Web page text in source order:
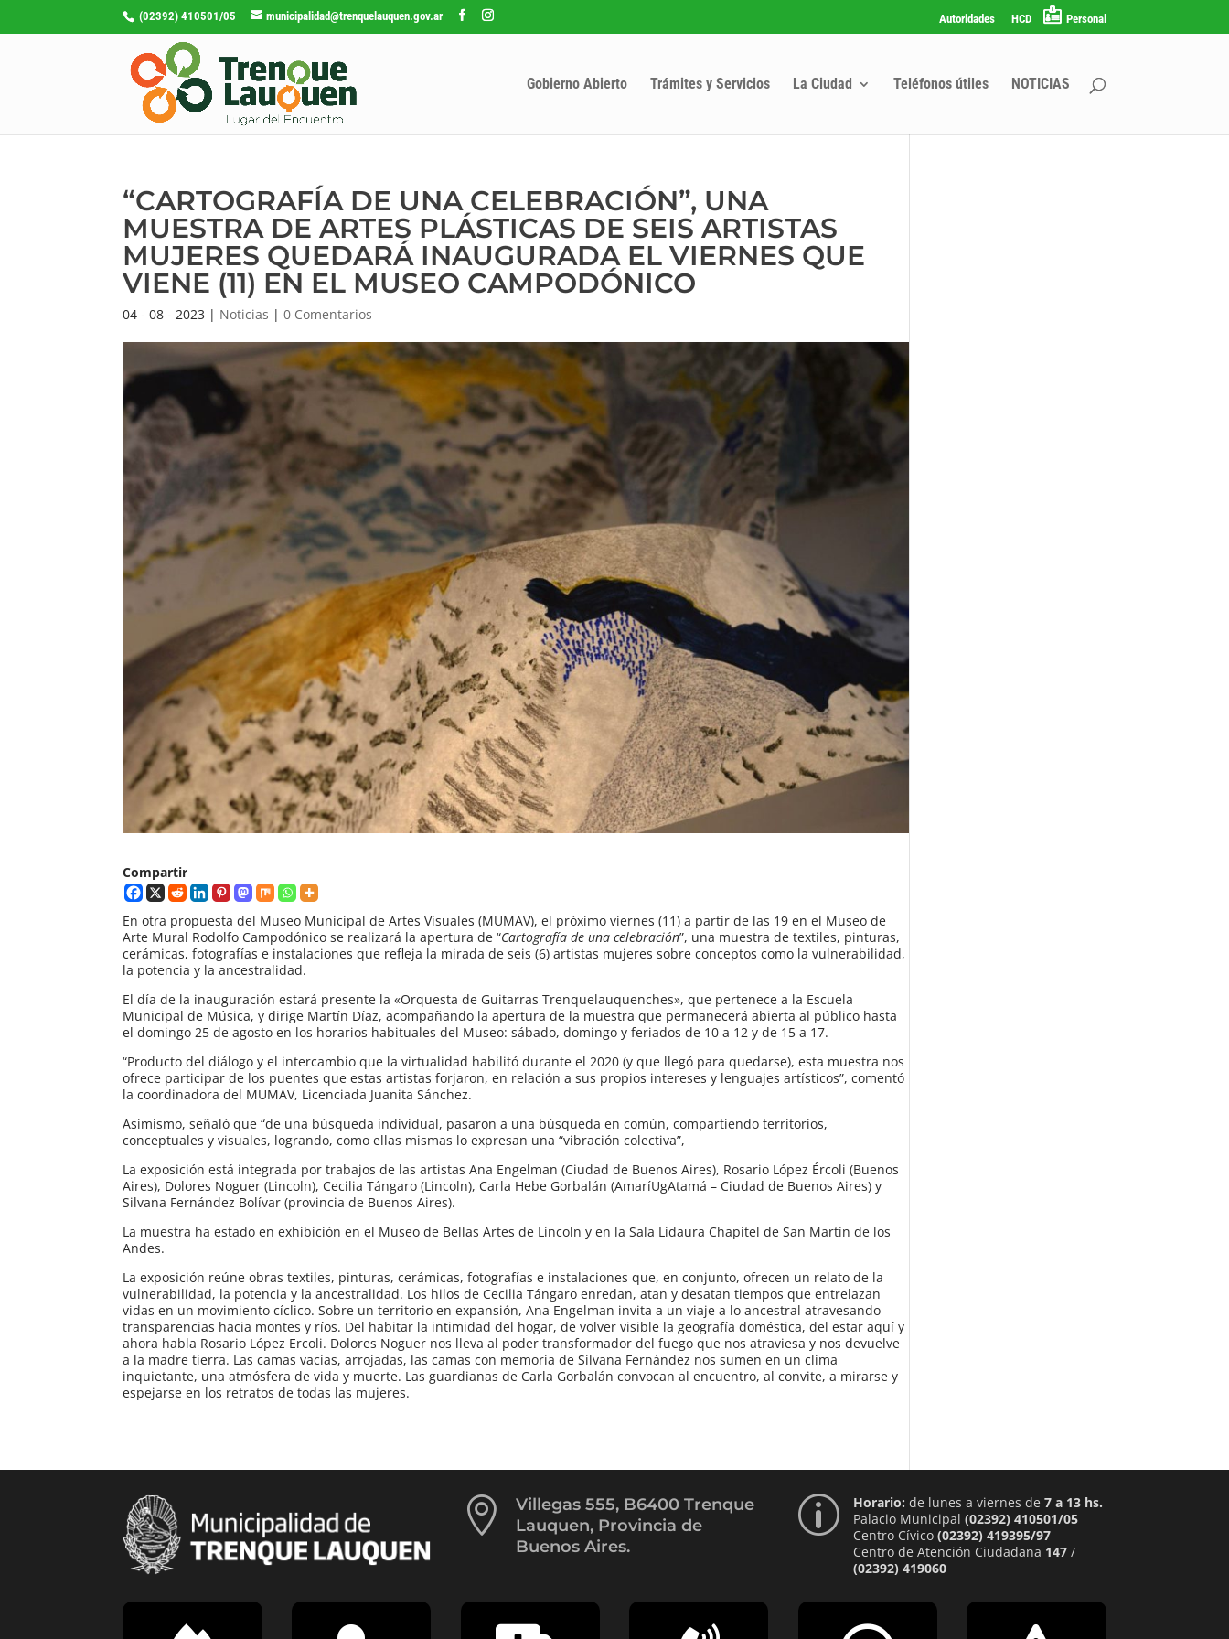
(02392) 410501/05 municipalidad@trenquelauquen.gov.ar Autoridades HCD Personal
Gobierno Abierto Trámites y Servicios La Ciudad Teléfonos útiles NOTICIAS
“CARTOGRAFÍA DE UNA CELEBRACIÓN”, UNA
MUESTRA DE ARTES PLÁSTICAS DE SEIS ARTISTAS
MUJERES QUEDARÁ INAUGURADA EL VIERNES QUE
VIENE (11) EN EL MUSEO CAMPODÓNICO
04 - 08 - 2023 | Noticias |0 Comentarios
Compartir
En otra propuesta del Museo Municipal de Artes Visuales (MUMAV), el próximo viernes (11) a partir de las 19 en el Museo de
Arte Mural Rodolfo Campodónico se realizará la apertura de “Cartografía de una celebración”, una muestra de textiles, pinturas,
cerámicas, fotografías e instalaciones que refleja la mirada de seis (6) artistas mujeres sobre conceptos como la vulnerabilidad,
la potencia y la ancestralidad.
El día de la inauguración estará presente la «Orquesta de Guitarras Trenquelauquenches», que pertenece a la Escuela
Municipal de Música, y dirige Martín Díaz, acompañando la apertura de la muestra que permanecerá abierta al público hasta
el domingo 25 de agosto en los horarios habituales del Museo: sábado, domingo y feriados de 10 a 12 y de 15 a 17.
“Producto del diálogo y el intercambio que la virtualidad habilitó durante el 2020 (y que llegó para quedarse), esta muestra nos
ofrece participar de los puentes que estas artistas forjaron, en relación a sus propios intereses y lenguajes artísticos”, comentó
la coordinadora del MUMAV, Licenciada Juanita Sánchez.
Asimismo, señaló que “de una búsqueda individual, pasaron a una búsqueda en común, compartiendo territorios,
conceptuales y visuales, logrando, como ellas mismas lo expresan una “vibración colectiva”,
La exposición está integrada por trabajos de las artistas Ana Engelman (Ciudad de Buenos Aires), Rosario López Ércoli (Buenos
Aires), Dolores Noguer (Lincoln), Cecilia Tángaro (Lincoln), Carla Hebe Gorbalán (AmaríUgAtamá – Ciudad de Buenos Aires) y
Silvana Fernández Bolívar (provincia de Buenos Aires).
La muestra ha estado en exhibición en el Museo de Bellas Artes de Lincoln y en la Sala Lidaura Chapitel de San Martín de los
Andes.
La exposición reúne obras textiles, pinturas, cerámicas, fotografías e instalaciones que, en conjunto, ofrecen un relato de la
vulnerabilidad, la potencia y la ancestralidad. Los hilos de Cecilia Tángaro enredan, atan y desatan tiempos que entrelazan
vidas en un movimiento cíclico. Sobre un territorio en expansión, Ana Engelman invita a un viaje a lo ancestral atravesando
transparencias hacia montes y ríos. Del habitar la intimidad del hogar, de volver visible la geografía doméstica, del estar aquí y
ahora habla Rosario López Ercoli. Dolores Noguer nos lleva al poder transformador del fuego que nos atraviesa y nos devuelve
a la madre tierra. Las camas vacías, arrojadas, las camas con memoria de Silvana Fernández nos sumen en un clima
inquietante, una atmósfera de vida y muerte. Las guardianas de Carla Gorbalán convocan al encuentro, al convite, a mirarse y
espejarse en los retratos de todas las mujeres.

Villegas 555, B6400 Trenque
Lauquen, Provincia de
Buenos Aires.
p Horario: de lunes a viernes de 7 a 13 hs.
Palacio Municipal (02392) 410501/05
Centro Cívico (02392) 419395/97
Centro de Atención Ciudadana 147/
(02392) 419060